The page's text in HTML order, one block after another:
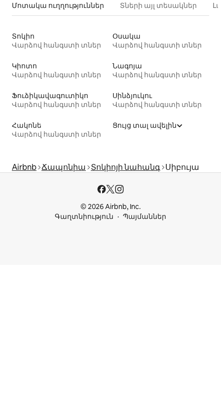
Մոտակա ուղղություններ Տների այլ տեսակներ
Տոկիո
Վարձով հանգստի տներ
Օսակա
Վարձով հանգստի տներ
Կիոտո
Վարձով հանգստի տներ
Նագոյա
Վարձով հանգստի տներ
Ֆուձիկավագուտիկո
Վարձով հանգստի տներ
Սինձյուկու
Վարձով հանգստի տներ
Հակոնե
Վարձով հանգստի տներ
Ցույց տալ ավելին
Airbnb Ճապոնիա Տոկիոյի նահանգ Սիբույա
© 2026 Airbnb, Inc.
Գաղտնիություն
Պայմաններ